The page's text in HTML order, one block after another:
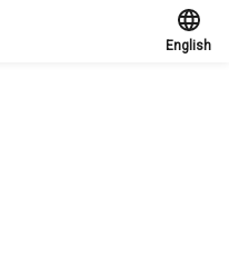
English